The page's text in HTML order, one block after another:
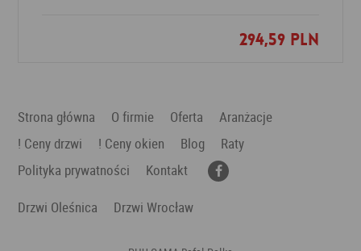
294,59 PLN
Dodaj do ulubionych
Strona główna O firmie Oferta
Aranżacje
! Ceny drzwi
! Ceny okien Blog
Raty
Polityka prywatności
Kontakt
Drzwi Oleśnica
Drzwi Wrocław